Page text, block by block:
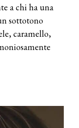
a chi ha una
sottotono
caramello,